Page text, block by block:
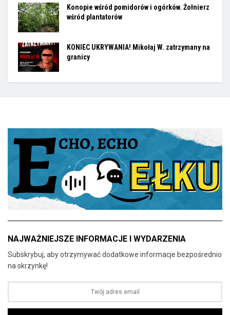
Konopie wśród pomidorów i ogórków. Żołnierz
wśród plantatorów
KONIEC UKRYWANIA! Mikołaj W. zatrzymany na
granicy
NAJWAŻNIEJSZE INFORMACJE I WYDARZENIA
Subskrybuj, aby otrzymywać dodatkowe informacje bezpośrednio
na skrzynkę!